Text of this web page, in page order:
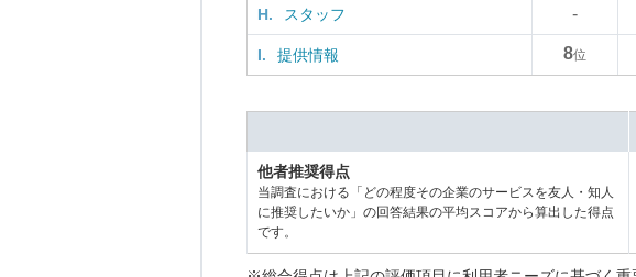
H. スタッフ -
I. 提供情報 8位
他者推奨得点
当調査における「どの程度その企業のサービスを友人・知人
に推奨したいか」の回答結果の平均スコアから算出した得点
です。